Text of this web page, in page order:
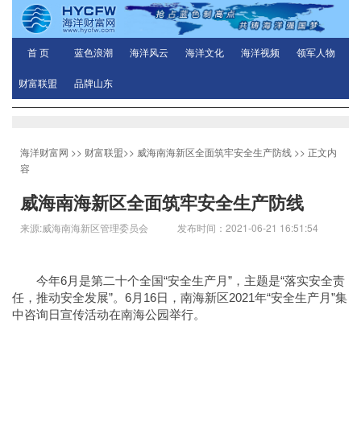
首 页 蓝色浪潮 海洋风云 海洋文化 海洋视频 领军人物
财富联盟 品牌山东
海洋财富网 >> 财富联盟>> 威海南海新区全面筑牢安全生产防线 >> 正文内
容
威海南海新区全面筑牢安全生产防线
来源:威海南海新区管理委员会 发布时间：2021-06-21 16:51:54
今年6月是第二十个全国“安全生产月”，主题是“落实安全责
任，推动安全发展”。6月16日，南海新区2021年“安全生产月”集
中咨询日宣传活动在南海公园举行。